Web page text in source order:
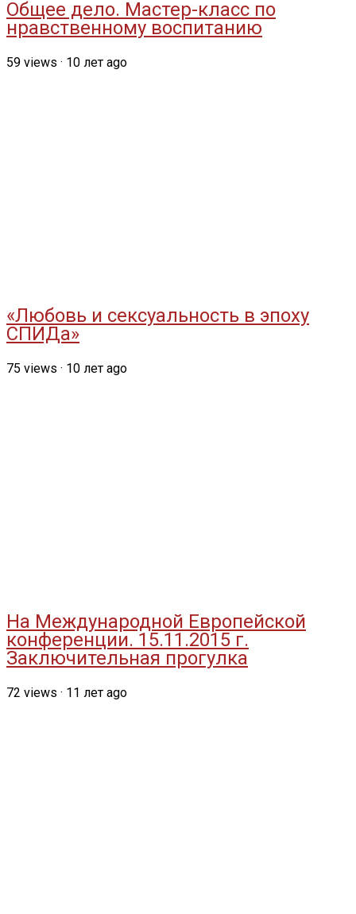
Общее дело. Мастер-класс по
нравственному воспитанию
59 views · 10 лет ago
«Любовь и сексуальность в эпоху
СПИДа»
75 views · 10 лет ago
На Международной Европейской
конференции. 15.11.2015 г.
Заключительная прогулка
72 views · 11 лет ago